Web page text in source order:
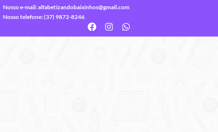
Nosso e-mail:alfabetizandobaixinhos@gmail.com
Nosso telefone: (37) 9872-8246